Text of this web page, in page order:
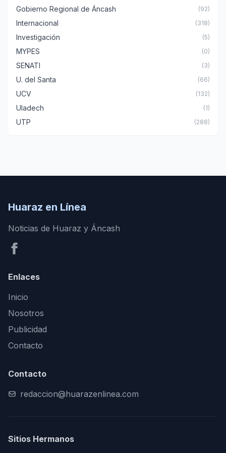
Gobierno Regional de Áncash (92)
Internacional (318)
Investigación (5)
MYPES (0)
SENATI (3)
U. del Santa (66)
UCV (132)
Uladech (1)
UTP (288)
Huaraz en Línea
Noticias de Huaraz y Áncash
Enlaces
Inicio
Nosotros
Publicidad
Contacto
Contacto
redaccion@huarazenlinea.com
Sitios Hermanos